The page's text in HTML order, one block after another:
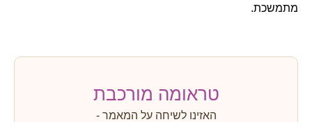
מתמשכת.
טראומה מורכבת
האזינו לשיחה על המאמר -